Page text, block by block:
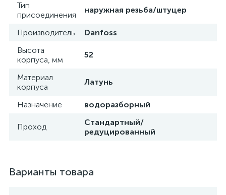
Тип
присоединения
наружная резьба/штуцер
Производитель
Danfoss
Высота
корпуса, мм
52
Материал
корпуса
Латунь
Назначение водоразборный
Проход
Стандартный/
редуцированный
Варианты товара